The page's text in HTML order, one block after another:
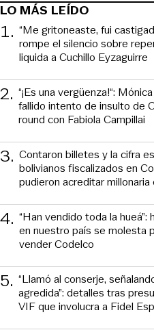
LO MÁS LEÍDO
1. “Me gritoneaste, fui
rompe el silencio sobre
liquida a Cuchillo Eyzaguirre
2. “¡Es una vergüenza!“:
fallido intento de insulto de
round con Fabiola Campillai
3. Contaron billetes y la cifra
bolivianos fiscalizados en
pudieron acreditar millonaria
4. “Han vendido toda la hueá”:
en nuestro país se molesta
vender Codelco
5. “Llamó al conserje,
agredida”: detalles tras
VIF que involucra a Fidel